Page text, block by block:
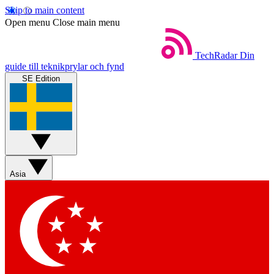
Skip to main content
Open menu Close main menu
TechRadar Din
guide till teknikprylar och fynd
SE Edition
Asia